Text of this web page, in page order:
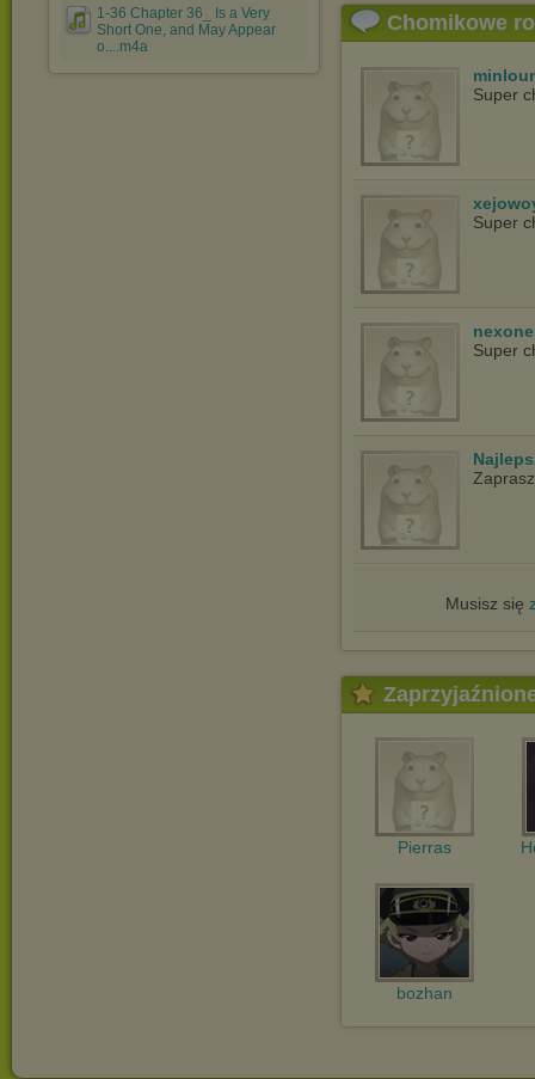
1-36 Chapter 36_ Is a Very
Short One, and May Appear
o....m4a
Chomikowe
Super
Super
Super
Musisz się
Pierras
bozhan